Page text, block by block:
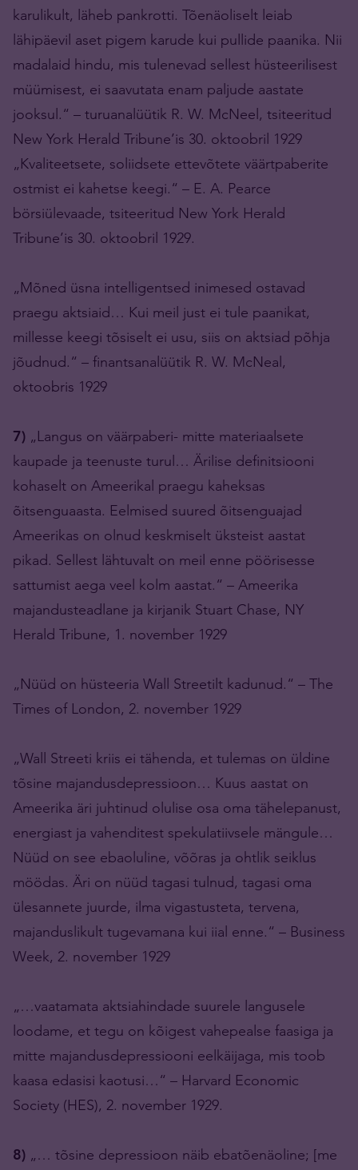
karulikult, läheb pankrotti. Tõenäoliselt leiab
lähipäevil aset pigem karude kui pullide paanika. Nii
madalaid hindu, mis tulenevad sellest hüsteerilisest
müümisest, ei saavutata enam paljude aastate
jooksul.“ – turuanalüütik R. W. McNeel, tsiteeritud
New York Herald Tribune’is 30. oktoobril 1929
„Kvaliteetsete, soliidsete ettevõtete väärtpaberite
ostmist ei kahetse keegi.“ – E. A. Pearce
börsiülevaade, tsiteeritud New York Herald
Tribune’is 30. oktoobril 1929.
„Mõned üsna intelligentsed inimesed ostavad
praegu aktsiaid… Kui meil just ei tule paanikat,
millesse keegi tõsiselt ei usu, siis on aktsiad põhja
jõudnud.“ – finantsanalüütik R. W. McNeal,
oktoobris 1929
7) „Langus on väärpaberi- mitte materiaalsete
kaupade ja teenuste turul… Ärilise definitsiooni
kohaselt on Ameerikal praegu kaheksas
õitsenguaasta. Eelmised suured õitsenguajad
Ameerikas on olnud keskmiselt üksteist aastat
pikad. Sellest lähtuvalt on meil enne pöörisesse
sattumist aega veel kolm aastat.“ – Ameerika
majandusteadlane ja kirjanik Stuart Chase, NY
Herald Tribune, 1. november 1929
„Nüüd on hüsteeria Wall Streetilt kadunud.“ – The
Times of London, 2. november 1929
„Wall Streeti kriis ei tähenda, et tulemas on üldine
tõsine majandusdepressioon… Kuus aastat on
Ameerika äri juhtinud olulise osa oma tähelepanust,
energiast ja vahenditest spekulatiivsele mängule…
Nüüd on see ebaoluline, võõras ja ohtlik seiklus
möödas. Äri on nüüd tagasi tulnud, tagasi oma
ülesannete juurde, ilma vigastusteta, tervena,
majanduslikult tugevamana kui iial enne.“ – Business
Week, 2. november 1929
„…vaatamata aktsiahindade suurele langusele
loodame, et tegu on kõigest vahepealse faasiga ja
mitte majandusdepressiooni eelkäijaga, mis toob
kaasa edasisi kaotusi…“ – Harvard Economic
Society (HES), 2. november 1929.
8) „… tõsine depressioon näib ebatõenäoline; [me